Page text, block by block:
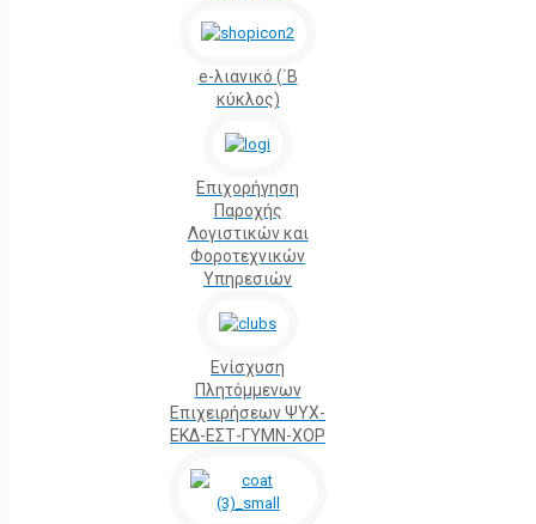
e-λιανικό (΄Β
κύκλος)
Επιχορήγηση
Παροχής
Λογιστικών και
Φοροτεχνικών
Υπηρεσιών
Ενίσχυση
Πλητόμμενων
Επιχειρήσεων ΨΥΧ-
ΕΚΔ-ΕΣΤ-ΓΥΜΝ-ΧΟΡ